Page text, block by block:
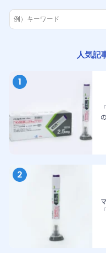
人気記